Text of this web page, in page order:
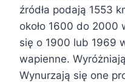
źródła podają 1553
około 1600 do 2000
się o 1900 lub 1969
wapienne.
Wynurzają się one